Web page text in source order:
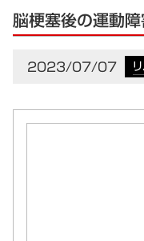
脳梗塞後の運動
2023/07/07